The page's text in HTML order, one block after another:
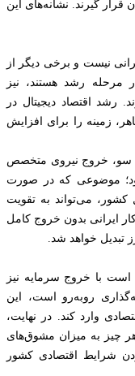
قرار گیرند. نشانه‌های این
نیست و برخی دیگر از
مرحله رشد هستند، نیز
رشد اقتصاد دیجیتال در
زمینه را برای افزایش
سو، خروج نیروی متخصص
موضوعی که در صورت
کشور، می‌تواند به تقویت
ایرانی بدون خروج کامل
تبدیل خواهد شد.
با خروج سرمایه نیز
روبه‌رو است، این
وارد کند. در نهایت،
چیز به میزان مشوق‌های
شرایط اقتصادی کشور